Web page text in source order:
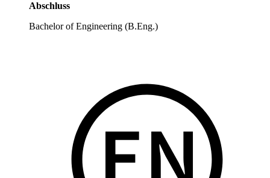
Abschluss
Bachelor of Engineering (B.Eng.)